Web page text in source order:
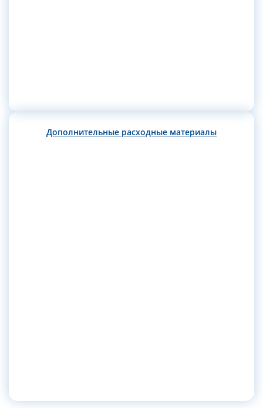
Дополнительные расходные материалы